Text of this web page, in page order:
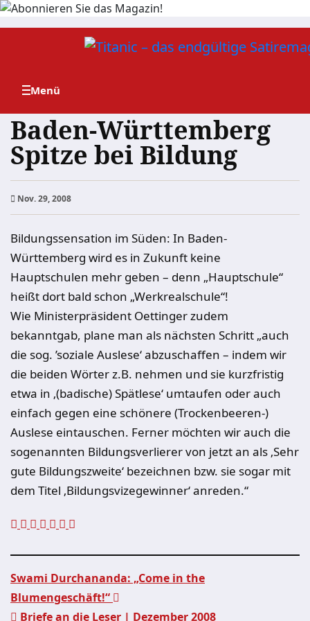
Zum
Baden-Württemberg
Spitze bei Bildung
Nov. 29, 2008
Bildungssensation im Süden: In Baden-
Württemberg wird es in Zukunft keine
Hauptschulen mehr geben – denn „Hauptschule“
heißt dort bald schon „Werkrealschule“!
Wie Ministerpräsident Oettinger zudem
bekanntgab, plane man als nächsten Schritt „auch
die sog. ’soziale Auslese‘ abzuschaffen – indem wir
die beiden Wörter z.B. nehmen und sie kurzfristig
etwa in ‚(badische) Spätlese‘ umtaufen oder auch
einfach gegen eine schönere (Trockenbeeren-)
Auslese eintauschen. Ferner möchten wir auch die
sogenannten Bildungsverlierer von jetzt an als ‚Sehr
gute Bildungszweite‘ bezeichnen bzw. sie sogar mit
dem Titel ‚Bildungsvizegewinner‘ anreden.“
Swami Durchananda: „Come in the
Blumengeschäft!“
Briefe an die Leser | Dezember 2008